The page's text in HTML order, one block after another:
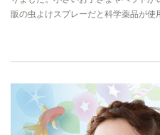
販の虫よけスプレーだと科学薬品が